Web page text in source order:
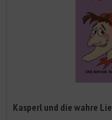
Kasperl und die wahre